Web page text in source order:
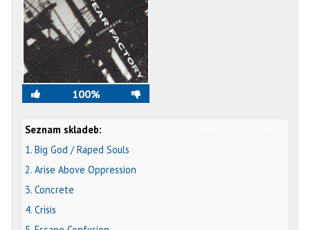
100%
Seznam skladeb:
1. Big God / Raped Souls
2. Arise Above Oppression
3. Concrete
4. Crisis